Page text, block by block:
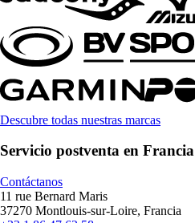
Descubre todas nuestras marcas
Servicio postventa en Francia
Contáctanos
11 rue Bernard Maris
37270 Montlouis-sur-Loire, Francia